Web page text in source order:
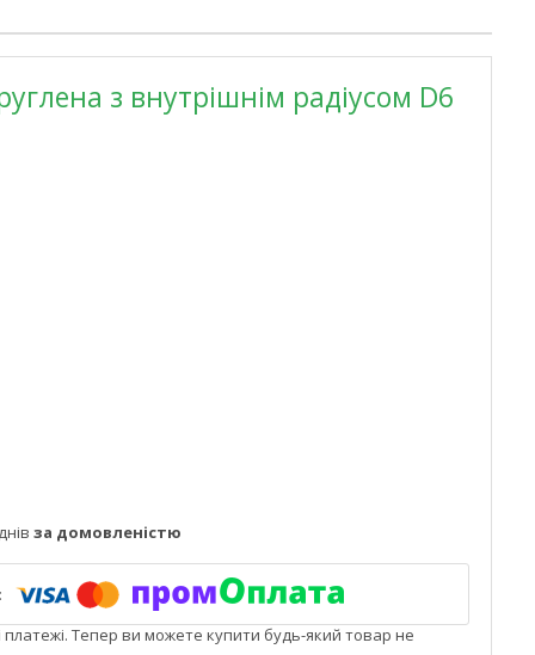
з внутрішнім радіусом D6
за домовленістю
платежі. Тепер ви можете купити будь-який товар не